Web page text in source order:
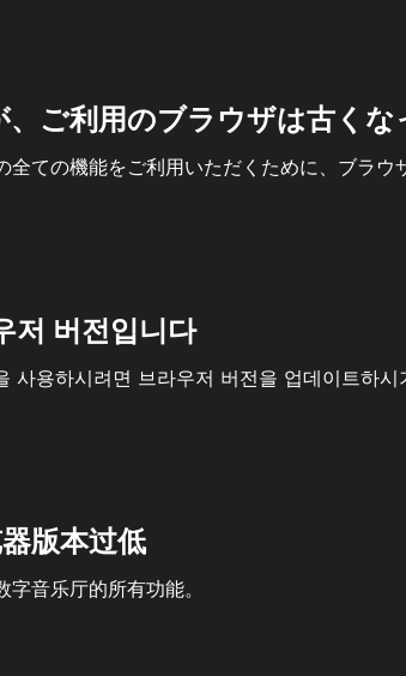
ご利用のブラウザは古く
ての機能をご利用いただくために、ブラウ
저 버전입니다
사용하시려면 브라우저 버전을 업데이트하시
版本过低
音乐厅的所有功能。